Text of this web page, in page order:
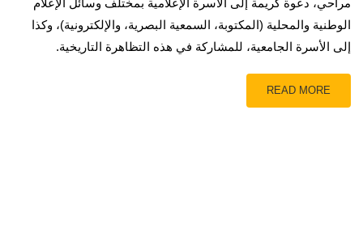
مراحي، دعوة كريمة إلى الأسرة الإعلامية بمختلف وسائل الإعلام
الوطنية والمحلية (المكتوبة، السمعية البصرية، والإلكترونية)، وكذا
إلى الأسرة الجامعية، للمشاركة في هذه التظاهرة التاريخية.
READ MORE